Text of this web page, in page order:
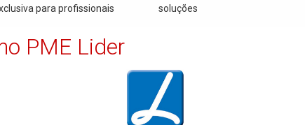
para profissionais
soluções
PME Lider